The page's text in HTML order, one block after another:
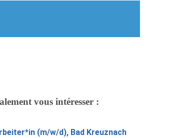
vous intéresser :
(m/w/d), Bad Kreuznach